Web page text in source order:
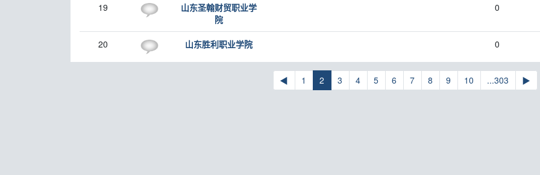
19
山东圣翰财贸职业学
院
0
20 山东胜利职业学院 0
◀ 1 2 3 4 5 6 7 8 9 10 ...303 ▶